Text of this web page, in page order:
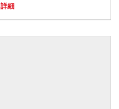
詳細